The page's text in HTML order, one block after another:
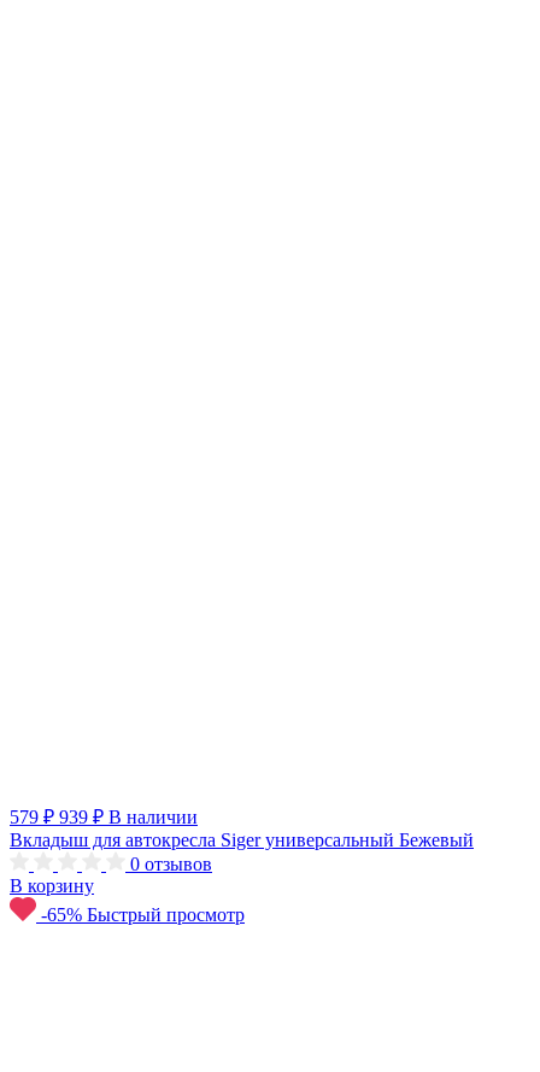
579 ₽ 939 ₽ В наличии
Вкладыш для автокресла Siger универсальный Бежевый
0 отзывов
В корзину
-65% Быстрый просмотр